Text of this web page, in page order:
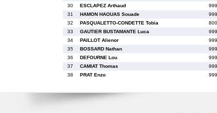
30
ESCLAPEZ Arthaud
31
HAMON HAOUAS Souade
32
PASQUALETTO-CONDETTE Tobia
33
GAUTIER BUSTAMANTE Luca
34
PAILLOT Alienor
35
BOSSARD Nathan
36
DEFOURNE Lou
37
CAMIAT Thomas
38
PRAT Enzo